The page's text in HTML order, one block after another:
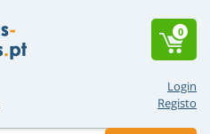
Login
Registo
0